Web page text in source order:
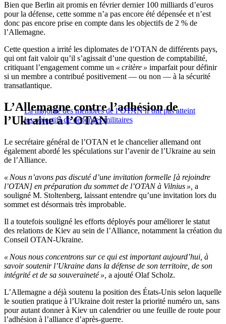
Bien que Berlin ait promis en février dernier 100 milliards d’euros
pour la défense, cette somme n’a pas encore été dépensée et n’est
donc pas encore prise en compte dans les objectifs de 2 % de
l’Allemagne.
Cette question a irrité les diplomates de l’OTAN de différents pays,
qui ont fait valoir qu’il s’agissait d’une question de comptabilité,
critiquant l’engagement comme un « critère » imparfait pour définir
si un membre a contribué positivement — ou non — à la sécurité
transatlantique.
La majorité des membres de l’OTAN n’ont pas atteint
les objectifs de dépenses militaires
L’Allemagne contre l’adhésion de
l’Ukraine à l’OTAN
Le secrétaire général de l’OTAN et le chancelier allemand ont
également abordé les spéculations sur l’avenir de l’Ukraine au sein
de l’Alliance.
« Nous n’avons pas discuté d’une invitation formelle [à rejoindre
l’OTAN] en préparation du sommet de l’OTAN à Vilnius », a
souligné M. Stoltenberg, laissant entendre qu’une invitation lors du
sommet est désormais très improbable.
Il a toutefois souligné les efforts déployés pour améliorer le statut
des relations de Kiev au sein de l’Alliance, notamment la création du
Conseil OTAN-Ukraine.
« Nous nous concentrons sur ce qui est important aujourd’hui, à
savoir soutenir l’Ukraine dans la défense de son territoire, de son
intégrité et de sa souveraineté », a ajouté Olaf Scholz.
L’Allemagne a déjà soutenu la position des États-Unis selon laquelle
le soutien pratique à l’Ukraine doit rester la priorité numéro un, sans
pour autant donner à Kiev un calendrier ou une feuille de route pour
l’adhésion à l’alliance d’après-guerre.